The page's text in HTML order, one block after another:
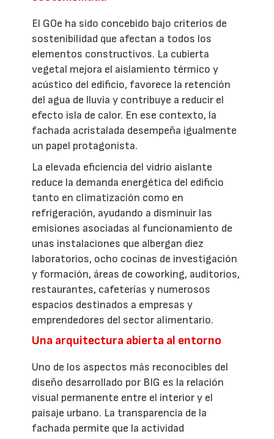
El GOe ha sido concebido bajo criterios de
sostenibilidad que afectan a todos los
elementos constructivos. La cubierta
vegetal mejora el aislamiento térmico y
acústico del edificio, favorece la retención
del agua de lluvia y contribuye a reducir el
efecto isla de calor. En ese contexto, la
fachada acristalada desempeña igualmente
un papel protagonista.
La elevada eficiencia del vidrio aislante
reduce la demanda energética del edificio
tanto en climatización como en
refrigeración, ayudando a disminuir las
emisiones asociadas al funcionamiento de
unas instalaciones que albergan diez
laboratorios, ocho cocinas de investigación
y formación, áreas de coworking, auditorios,
restaurantes, cafeterías y numerosos
espacios destinados a empresas y
emprendedores del sector alimentario.
Una arquitectura abierta al entorno
Uno de los aspectos más reconocibles del
diseño desarrollado por BIG es la relación
visual permanente entre el interior y el
paisaje urbano. La transparencia de la
fachada permite que la actividad